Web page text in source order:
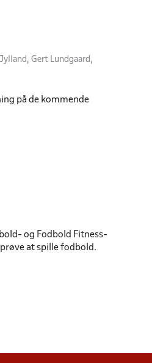
Gert Lundgaard,
på de kommende
og Fodbold Fitness-
at spille fodbold.